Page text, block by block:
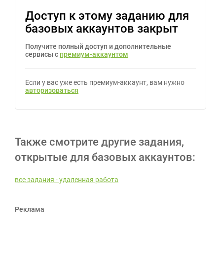
Доступ к этому заданию для
базовых аккаунтов закрыт
Получите полный доступ и дополнительные
сервисы с премиум-аккаунтом
Если у вас уже есть премиум-аккаунт, вам нужно
авторизоваться
Также смотрите другие задания,
открытые для базовых аккаунтов:
все задания - удаленная работа
Реклама